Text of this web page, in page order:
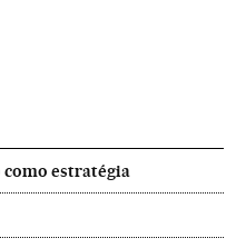
estratégia